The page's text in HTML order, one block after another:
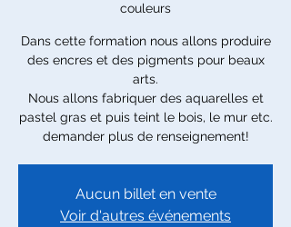
couleurs
Dans cette formation nous allons produire
des encres et des pigments pour beaux
arts.
Nous allons fabriquer des aquarelles et
pastel gras et puis teint le bois, le mur etc.
demander plus de renseignement!
Aucun billet en vente
Voir d'autres événements